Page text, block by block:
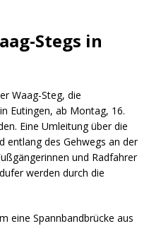
Stegs in
Waag-Steg, die
Eutingen, ab Montag, 16.
Eine Umleitung über die
entlang des Gehwegs an der
und Radfahrer
werden durch die
eine Spannbandbrücke aus